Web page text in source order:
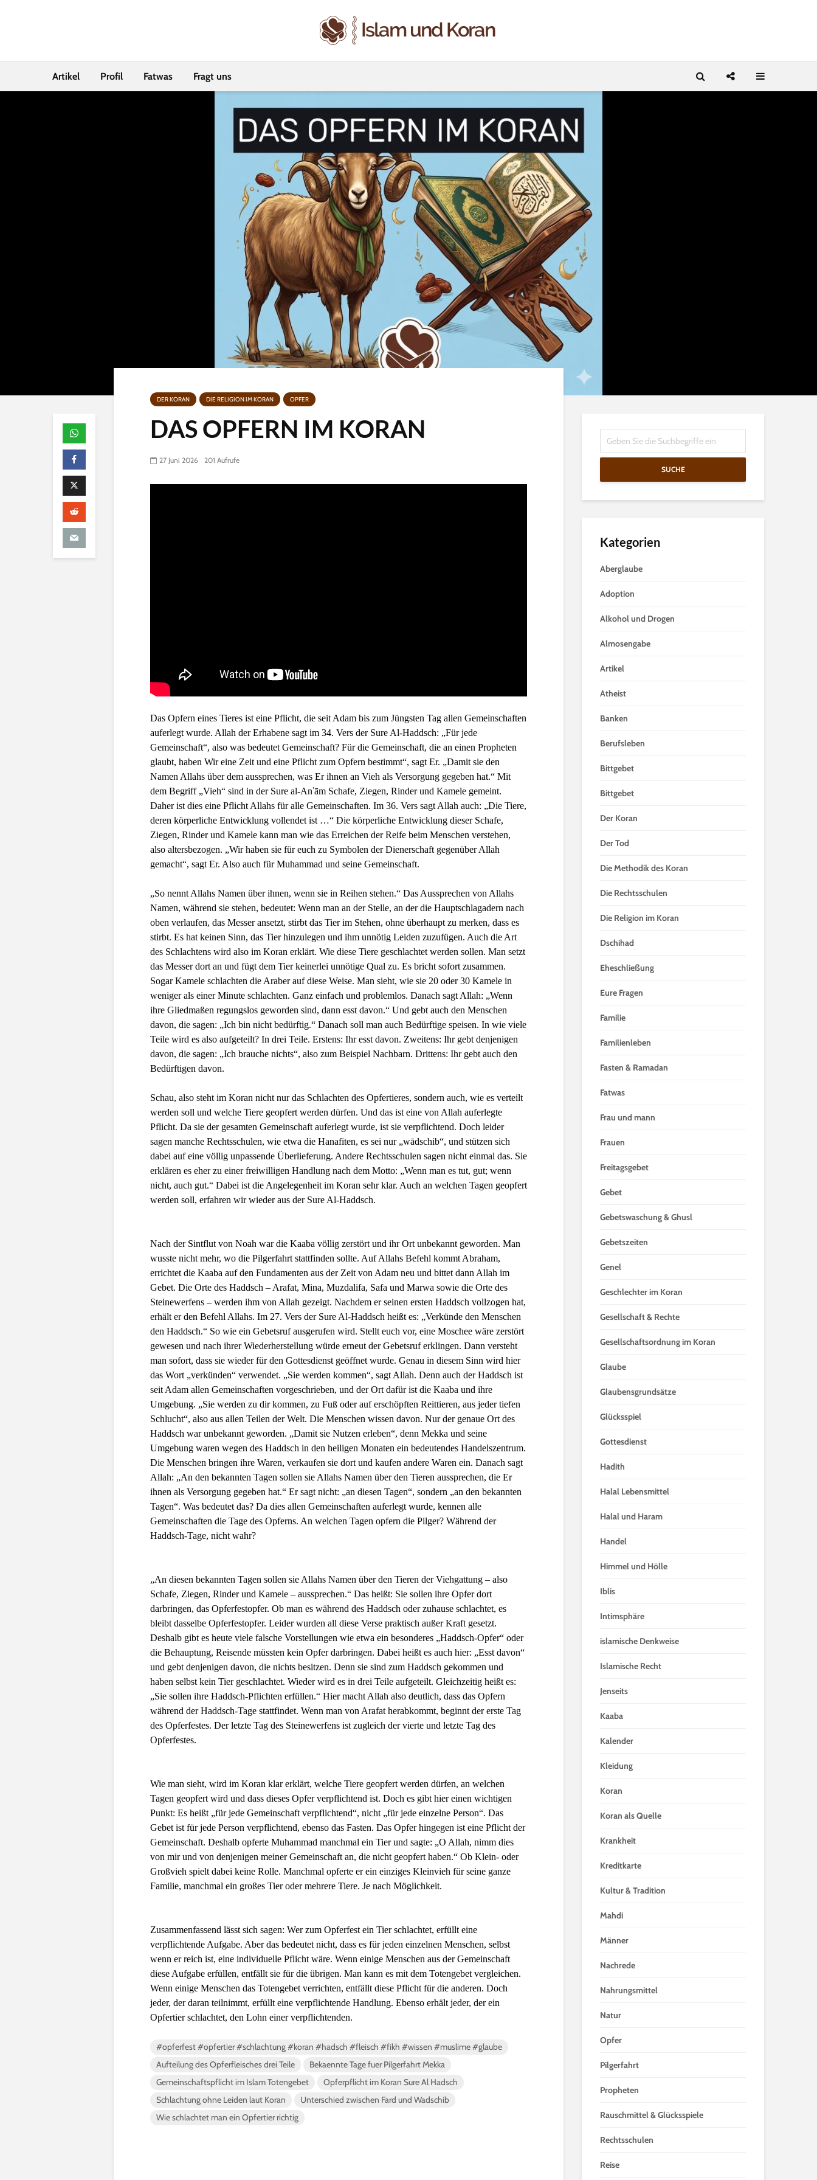
Artikel Profil Fatwas Fragt uns
DER KORAN DIE RELIGION IM KORAN OPFER
DAS OPFERN IM KORAN
27 Juni 2026 201 Aufrufe
Das Opfern eines Tieres ist eine Pflicht, die seit Adam bis zum Jüngsten Tag allen Gemeinschaften
auferlegt wurde. Allah der Erhabene sagt im 34. Vers der Sure Al-Haddsch: „Für jede
Gemeinschaft“, also was bedeutet Gemeinschaft? Für die Gemeinschaft, die an einen Propheten
glaubt, haben Wir eine Zeit und eine Pflicht zum Opfern bestimmt“, sagt Er. „Damit sie den
Namen Allahs über dem aussprechen, was Er ihnen an Vieh als Versorgung gegeben hat.“ Mit
dem Begriff „Vieh“ sind in der Sure al-Anʿām Schafe, Ziegen, Rinder und Kamele gemeint.
Daher ist dies eine Pflicht Allahs für alle Gemeinschaften. Im 36. Vers sagt Allah auch: „Die Tiere,
deren körperliche Entwicklung vollendet ist …“ Die körperliche Entwicklung dieser Schafe,
Ziegen, Rinder und Kamele kann man wie das Erreichen der Reife beim Menschen verstehen,
also altersbezogen. „Wir haben sie für euch zu Symbolen der Dienerschaft gegenüber Allah
gemacht“, sagt Er. Also auch für Muhammad und seine Gemeinschaft.
„So nennt Allahs Namen über ihnen, wenn sie in Reihen stehen.“ Das Aussprechen von Allahs
Namen, während sie stehen, bedeutet: Wenn man an der Stelle, an der die Hauptschlagadern nach
oben verlaufen, das Messer ansetzt, stirbt das Tier im Stehen, ohne überhaupt zu merken, dass es
stirbt. Es hat keinen Sinn, das Tier hinzulegen und ihm unnötig Leiden zuzufügen. Auch die Art
des Schlachtens wird also im Koran erklärt. Wie diese Tiere geschlachtet werden sollen. Man setzt
das Messer dort an und fügt dem Tier keinerlei unnötige Qual zu. Es bricht sofort zusammen.
Sogar Kamele schlachten die Araber auf diese Weise. Man sieht, wie sie 20 oder 30 Kamele in
weniger als einer Minute schlachten. Ganz einfach und problemlos. Danach sagt Allah: „Wenn
ihre Gliedmaßen regungslos geworden sind, dann esst davon.“ Und gebt auch den Menschen
davon, die sagen: „Ich bin nicht bedürftig.“ Danach soll man auch Bedürftige speisen. In wie viele
Teile wird es also aufgeteilt? In drei Teile. Erstens: Ihr esst davon. Zweitens: Ihr gebt denjenigen
davon, die sagen: „Ich brauche nichts“, also zum Beispiel Nachbarn. Drittens: Ihr gebt auch den
Bedürftigen davon.
Schau, also steht im Koran nicht nur das Schlachten des Opfertieres, sondern auch, wie es verteilt
werden soll und welche Tiere geopfert werden dürfen. Und das ist eine von Allah auferlegte
Pflicht. Da sie der gesamten Gemeinschaft auferlegt wurde, ist sie verpflichtend. Doch leider
sagen manche Rechtsschulen, wie etwa die Hanafiten, es sei nur „wādschib“, und stützen sich
dabei auf eine völlig unpassende Überlieferung. Andere Rechtsschulen sagen nicht einmal das. Sie
erklären es eher zu einer freiwilligen Handlung nach dem Motto: „Wenn man es tut, gut; wenn
nicht, auch gut.“ Dabei ist die Angelegenheit im Koran sehr klar. Auch an welchen Tagen geopfert
werden soll, erfahren wir wieder aus der Sure Al-Haddsch.
Nach der Sintflut von Noah war die Kaaba völlig zerstört und ihr Ort unbekannt geworden. Man
wusste nicht mehr, wo die Pilgerfahrt stattfinden sollte. Auf Allahs Befehl kommt Abraham,
errichtet die Kaaba auf den Fundamenten aus der Zeit von Adam neu und bittet dann Allah im
Gebet. Die Orte des Haddsch – Arafat, Mina, Muzdalifa, Safa und Marwa sowie die Orte des
Steinewerfens – werden ihm von Allah gezeigt. Nachdem er seinen ersten Haddsch vollzogen hat,
erhält er den Befehl Allahs. Im 27. Vers der Sure Al-Haddsch heißt es: „Verkünde den Menschen
den Haddsch.“ So wie ein Gebetsruf ausgerufen wird. Stellt euch vor, eine Moschee wäre zerstört
gewesen und nach ihrer Wiederherstellung würde erneut der Gebetsruf erklingen. Dann versteht
man sofort, dass sie wieder für den Gottesdienst geöffnet wurde. Genau in diesem Sinn wird hier
das Wort „verkünden“ verwendet. „Sie werden kommen“, sagt Allah. Denn auch der Haddsch ist
seit Adam allen Gemeinschaften vorgeschrieben, und der Ort dafür ist die Kaaba und ihre
Umgebung. „Sie werden zu dir kommen, zu Fuß oder auf erschöpften Reittieren, aus jeder tiefen
Schlucht“, also aus allen Teilen der Welt. Die Menschen wissen davon. Nur der genaue Ort des
Haddsch war unbekannt geworden. „Damit sie Nutzen erleben“, denn Mekka und seine
Umgebung waren wegen des Haddsch in den heiligen Monaten ein bedeutendes Handelszentrum.
Die Menschen bringen ihre Waren, verkaufen sie dort und kaufen andere Waren ein. Danach sagt
Allah: „An den bekannten Tagen sollen sie Allahs Namen über den Tieren aussprechen, die Er
ihnen als Versorgung gegeben hat.“ Er sagt nicht: „an diesen Tagen“, sondern „an den bekannten
Tagen“. Was bedeutet das? Da dies allen Gemeinschaften auferlegt wurde, kennen alle
Gemeinschaften die Tage des Opferns. An welchen Tagen opfern die Pilger? Während der
Haddsch-Tage, nicht wahr?
„An diesen bekannten Tagen sollen sie Allahs Namen über den Tieren der Viehgattung – also
Schafe, Ziegen, Rinder und Kamele – aussprechen.“ Das heißt: Sie sollen ihre Opfer dort
darbringen, das Opferfestopfer. Ob man es während des Haddsch oder zuhause schlachtet, es
bleibt dasselbe Opferfestopfer. Leider wurden all diese Verse praktisch außer Kraft gesetzt.
Deshalb gibt es heute viele falsche Vorstellungen wie etwa ein besonderes „Haddsch-Opfer“ oder
die Behauptung, Reisende müssten kein Opfer darbringen. Dabei heißt es auch hier: „Esst davon“
und gebt denjenigen davon, die nichts besitzen. Denn sie sind zum Haddsch gekommen und
haben selbst kein Tier geschlachtet. Wieder wird es in drei Teile aufgeteilt. Gleichzeitig heißt es:
„Sie sollen ihre Haddsch-Pflichten erfüllen.“ Hier macht Allah also deutlich, dass das Opfern
während der Haddsch-Tage stattfindet. Wenn man von Arafat herabkommt, beginnt der erste Tag
des Opferfestes. Der letzte Tag des Steinewerfens ist zugleich der vierte und letzte Tag des
Opferfestes.
Wie man sieht, wird im Koran klar erklärt, welche Tiere geopfert werden dürfen, an welchen
Tagen geopfert wird und dass dieses Opfer verpflichtend ist. Doch es gibt hier einen wichtigen
Punkt: Es heißt „für jede Gemeinschaft verpflichtend“, nicht „für jede einzelne Person“. Das
Gebet ist für jede Person verpflichtend, ebenso das Fasten. Das Opfer hingegen ist eine Pflicht der
Gemeinschaft. Deshalb opferte Muhammad manchmal ein Tier und sagte: „O Allah, nimm dies
von mir und von denjenigen meiner Gemeinschaft an, die nicht geopfert haben.“ Ob Klein- oder
Großvieh spielt dabei keine Rolle. Manchmal opferte er ein einziges Kleinvieh für seine ganze
Familie, manchmal ein großes Tier oder mehrere Tiere. Je nach Möglichkeit.
Zusammenfassend lässt sich sagen: Wer zum Opferfest ein Tier schlachtet, erfüllt eine
verpflichtende Aufgabe. Aber das bedeutet nicht, dass es für jeden einzelnen Menschen, selbst
wenn er reich ist, eine individuelle Pflicht wäre. Wenn einige Menschen aus der Gemeinschaft
diese Aufgabe erfüllen, entfällt sie für die übrigen. Man kann es mit dem Totengebet vergleichen.
Wenn einige Menschen das Totengebet verrichten, entfällt diese Pflicht für die anderen. Doch
jeder, der daran teilnimmt, erfüllt eine verpflichtende Handlung. Ebenso erhält jeder, der ein
Opfertier schlachtet, den Lohn einer verpflichtenden.
#opferfest #opfertier #schlachtung #koran #hadsch #fleisch #fikh #wissen #muslime #glaube
Aufteilung des Opferfleisches drei Teile
Bekaennte Tage fuer Pilgerfahrt Mekka
Gemeinschaftspflicht im Islam Totengebet
Opferpflicht im Koran Sure Al Hadsch
Schlachtung ohne Leiden laut Koran
Unterschied zwischen Fard und Wadschib
Wie schlachtet man ein Opfertier richtig
SUCHE
Kategorien
Aberglaube
Adoption
Alkohol und Drogen
Almosengabe
Artikel
Atheist
Banken
Berufsleben
Bittgebet
Bittgebet
Der Koran
Der Tod
Die Methodik des Koran
Die Rechtsschulen
Die Religion im Koran
Dschihad
Eheschließung
Eure Fragen
Familie
Familienleben
Fasten & Ramadan
Fatwas
Frau und mann
Frauen
Freitagsgebet
Gebet
Gebetswaschung & Ghusl
Gebetszeiten
Genel
Geschlechter im Koran
Gesellschaft & Rechte
Gesellschaftsordnung im Koran
Glaube
Glaubensgrundsätze
Glücksspiel
Gottesdienst
Hadith
Halal Lebensmittel
Halal und Haram
Handel
Himmel und Hölle
Iblis
Intimsphäre
islamische Denkweise
Islamische Recht
Jenseits
Kaaba
Kalender
Kleidung
Koran
Koran als Quelle
Krankheit
Kreditkarte
Kultur & Tradition
Mahdi
Männer
Nachrede
Nahrungsmittel
Natur
Opfer
Pilgerfahrt
Propheten
Rauschmittel & Glücksspiele
Rechtsschulen
Reise